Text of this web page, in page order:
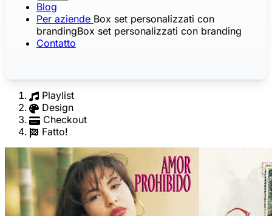
Blog
Per aziende Box set personalizzati con
brandingBox set personalizzati con branding
Contatto
Playlist
Design
Checkout
Fatto!